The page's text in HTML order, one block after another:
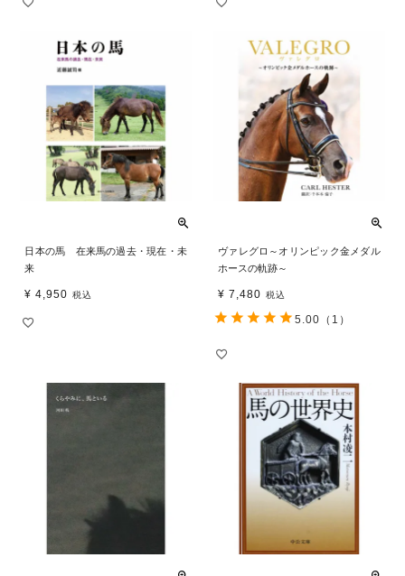
日本の馬 在来馬の過去・現在・未
来
¥ 4,950 税込
ヴァレグロ～オリンピック金メダル
ホースの軌跡～
¥ 7,480 税込
5.00 （1）